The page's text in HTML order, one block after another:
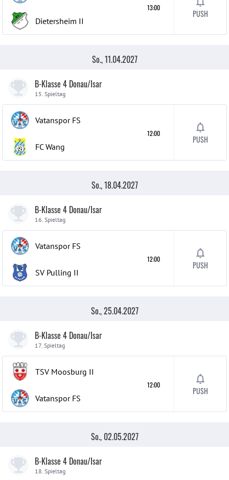
Dietersheim II
13:00
PUSH
So., 11.04.2027
B-Klasse 4 Donau/Isar
15. Spieltag
Vatanspor FS
FC Wang
12:00
PUSH
So., 18.04.2027
B-Klasse 4 Donau/Isar
16. Spieltag
Vatanspor FS
SV Pulling II
12:00
PUSH
So., 25.04.2027
B-Klasse 4 Donau/Isar
17. Spieltag
TSV Moosburg II
Vatanspor FS
12:00
PUSH
So., 02.05.2027
B-Klasse 4 Donau/Isar
18. Spieltag